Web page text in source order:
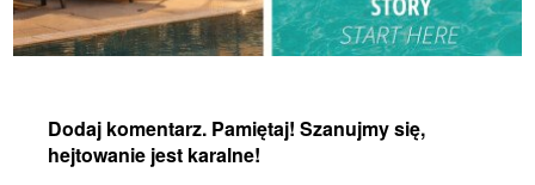
Dodaj komentarz. Pamiętaj! Szanujmy się,
hejtowanie jest karalne!